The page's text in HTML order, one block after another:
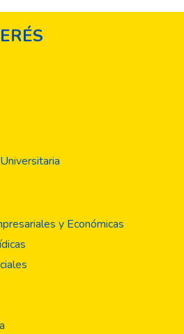
reales de la sociedad.
período, nuestros programas
ciudadana, clínica jurídica y
de extensión han beneficiado a
equidad y derechos humanos.
y Económicas